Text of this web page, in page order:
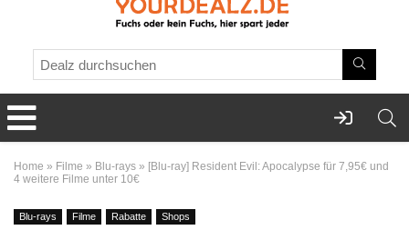
Home » Filme » Blu-rays » [Blu-ray] Resident Evil: Apocalypse für 7,95€ und
4 weitere Filme unter 10€
Blu-rays Filme Rabatte Shops